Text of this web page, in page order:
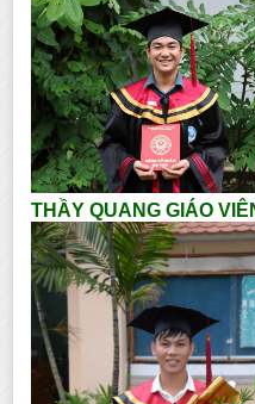
THẦY QUANG GIÁO